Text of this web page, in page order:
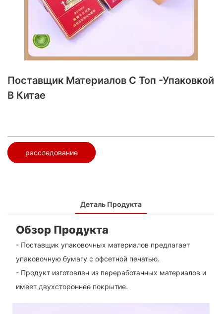
Поставщик Материалов С Топ -упаковкой
В Китае
расследование
Деталь Продукта
Обзор Продукта
- Поставщик упаковочных материалов предлагает
упаковочную бумагу с офсетной печатью.
- Продукт изготовлен из переработанных материалов и
имеет двухстороннее покрытие.